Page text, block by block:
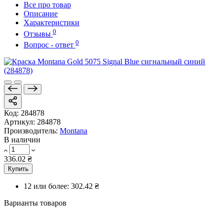
Все про товар
Описание
Характеристики
Отзывы 0
Вопрос - ответ 0
Код: 284878
Артикул: 284878
Производитель: Montana
В наличии
336.02 ₴
Купить
12 или более: 302.42 ₴
Варианты товаров